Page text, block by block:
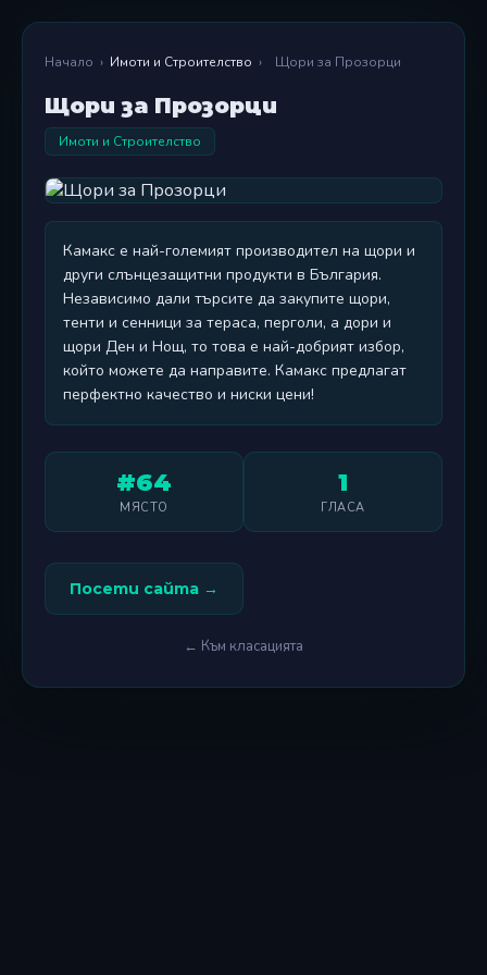
Начало › Имоти и Строителство › Щори за Прозорци
Щори за Прозорци
Имоти и Строителство
Камакс е най-големият производител на щори и
други слънцезащитни продукти в България.
Независимо дали търсите да закупите щори,
тенти и сенници за тераса, перголи, а дори и
щори Ден и Нощ, то това е най-добрият избор,
който можете да направите. Камакс предлагат
перфектно качество и ниски цени!
#64
МЯСТО
1
ГЛАСА
Посети сайта →
← Към класацията